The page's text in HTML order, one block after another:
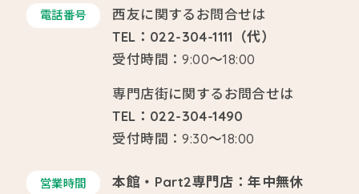
電話番号
西友に関するお問合せは
TEL：022-304-1111（代）
受付時間：9:00～18:00
専門店街に関するお問合せは
TEL：022-304-1490
受付時間：9:30～18:00
営業時間
本館・Part2専門店：年中無休